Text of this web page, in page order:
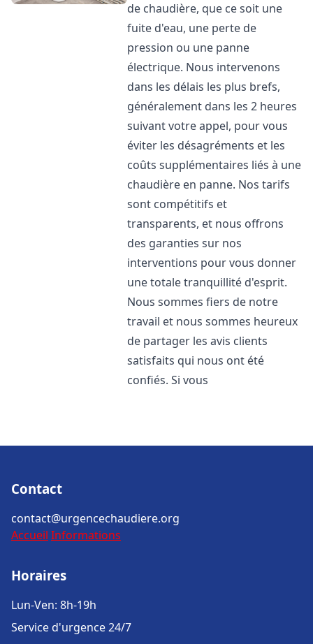
de chaudière, que ce soit une
fuite d'eau, une perte de
pression ou une panne
électrique. Nous intervenons
dans les délais les plus brefs,
généralement dans les 2 heures
suivant votre appel, pour vous
éviter les désagréments et les
coûts supplémentaires liés à une
chaudière en panne. Nos tarifs
sont compétitifs et
transparents, et nous offrons
des garanties sur nos
interventions pour vous donner
une totale tranquillité d'esprit.
Nous sommes fiers de notre
travail et nous sommes heureux
de partager les avis clients
satisfaits qui nous ont été
confiés. Si vous
Contact
contact@urgencechaudiere.org
Accueil Informations
Horaires
Lun-Ven: 8h-19h
Service d'urgence 24/7